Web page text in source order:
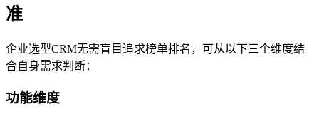
准
企业选型CRM无需盲目追求榜单排名，可从以下三个维度结
合自身需求判断：
功能维度